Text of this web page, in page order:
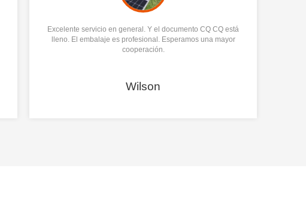
Excelente servicio en general. Y el documento CQ CQ está
lleno. El embalaje es profesional. Esperamos una mayor
cooperación.
Wilson